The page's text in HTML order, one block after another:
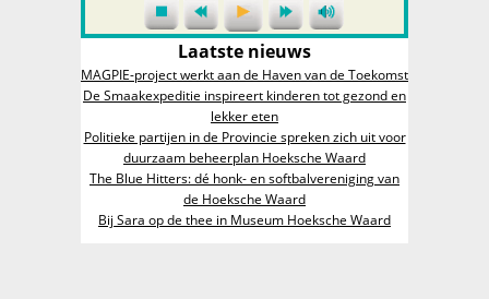
Laatste nieuws
MAGPIE-project werkt aan de Haven van de Toekomst
De Smaakexpeditie inspireert kinderen tot gezond en
lekker eten
Politieke partijen in de Provincie spreken zich uit voor
duurzaam beheerplan Hoeksche Waard
The Blue Hitters: dé honk- en softbalvereniging van
de Hoeksche Waard
Bij Sara op de thee in Museum Hoeksche Waard